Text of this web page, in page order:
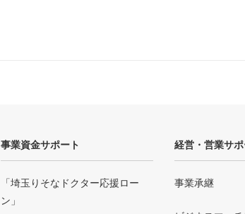
事業資金サポート
「埼玉りそなドクター応援ロー
ン」
経営・営業サポ
事業承継